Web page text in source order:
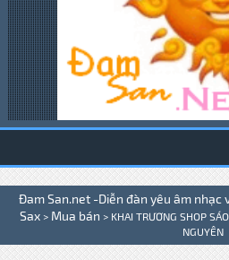
Đam San.net -Diễn đàn yêu âm nhạc
Sax > Mua bán > KHAI TRƯƠNG SHOP
NGUYÊN